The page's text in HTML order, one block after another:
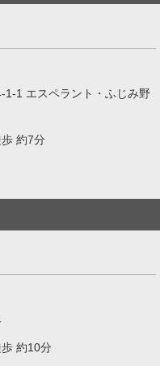
1-1 エスペラント・ふじみ野
約7分
約10分